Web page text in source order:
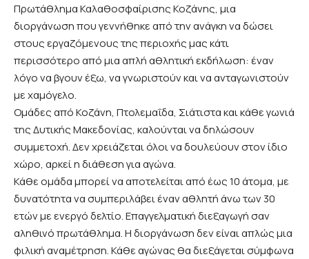
Πρωτάθλημα Καλαθοσφαίρισης Κοζάνης, μια
διοργάνωση που γεννήθηκε από την ανάγκη να δώσει
στους εργαζόμενους της περιοχής μας κάτι
περισσότερο από μια απλή αθλητική εκδήλωση: έναν
λόγο να βγουν έξω, να γνωριστούν και να ανταγωνιστούν
με χαμόγελο.
Ομάδες από Κοζάνη, Πτολεμαΐδα, Σιάτιστα και κάθε γωνιά
της Δυτικής Μακεδονίας, καλούνται να δηλώσουν
συμμετοχή. Δεν χρειάζεται όλοι να δουλεύουν στον ίδιο
χώρο, αρκεί η διάθεση για αγώνα.
Κάθε ομάδα μπορεί να αποτελείται από έως 10 άτομα, με
δυνατότητα να συμπεριλάβει έναν αθλητή άνω των 30
ετών με ενεργό δελτίο. Επαγγελματική διεξαγωγή σαν
αληθινό πρωτάθλημα. Η διοργάνωση δεν είναι απλώς μια
φιλική αναμέτρηση. Κάθε αγώνας θα διεξάγεται σύμφωνα